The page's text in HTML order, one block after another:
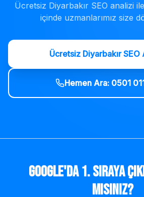
Ücretsiz DiyarbakırSEO analizi
içinde uzmanlarımız size
Ücretsiz DiyarbakırSEO
Hemen Ara: 0501
Google'da 1. Sıraya
mısınız?